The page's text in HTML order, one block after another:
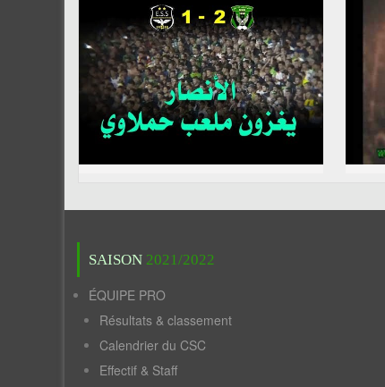
SAISON 2021/2022
ÉQUIPE PRO
Résultats & classement
Calendrier du CSC
Effectif & Staff